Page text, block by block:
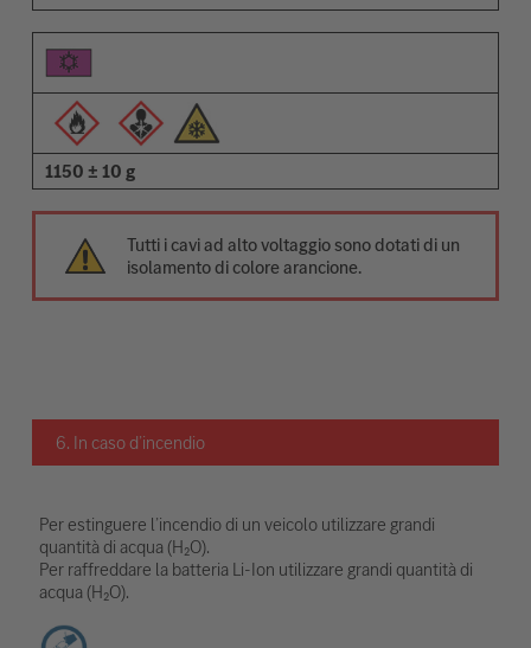
1150 ± 10 g
Tutti i cavi ad alto voltaggio sono dotati di un
isolamento di colore arancione.
6. In caso d’incendio
Per estinguere l’incendio di un veicolo utilizzare grandi
quantità di acqua (H₂O).
Per raffreddare la batteria Li-Ion utilizzare grandi quantità di
acqua (H₂O).